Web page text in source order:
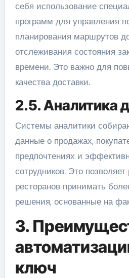
себя использование
программ для управления
планирования маршрутов
отслеживания состояния
времени. Это важно для
качества доставки.
2.5. Аналитика
Системы аналитики
данные о продажах,
предпочтениях и
сотрудников. Это позволяет
ресторанов принимать
решения, основанные на
3.
ключ